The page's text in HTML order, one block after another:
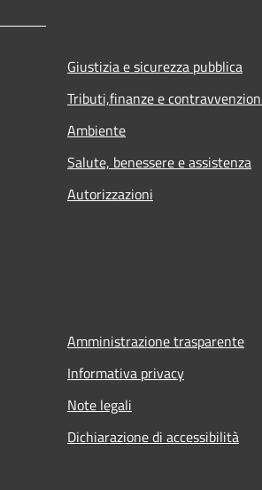
Giustizia e sicurezza pubblica
Tributi,finanze e
Ambiente
Salute, benessere e assistenza
Autorizzazioni
Amministrazione trasparente
Informativa privacy
Note legali
Dichiarazione di accessibilità